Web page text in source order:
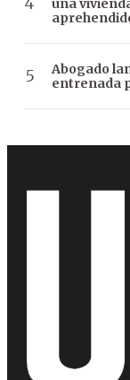
una
Abogado
entrenada